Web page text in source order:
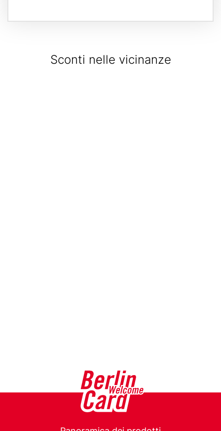
Sconti nelle vicinanze